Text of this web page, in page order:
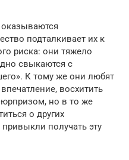
подталкивает их к
риска: они тяжело
свыкаются с
К тому же они любят
восхитить
но в то же
о других
получать эту